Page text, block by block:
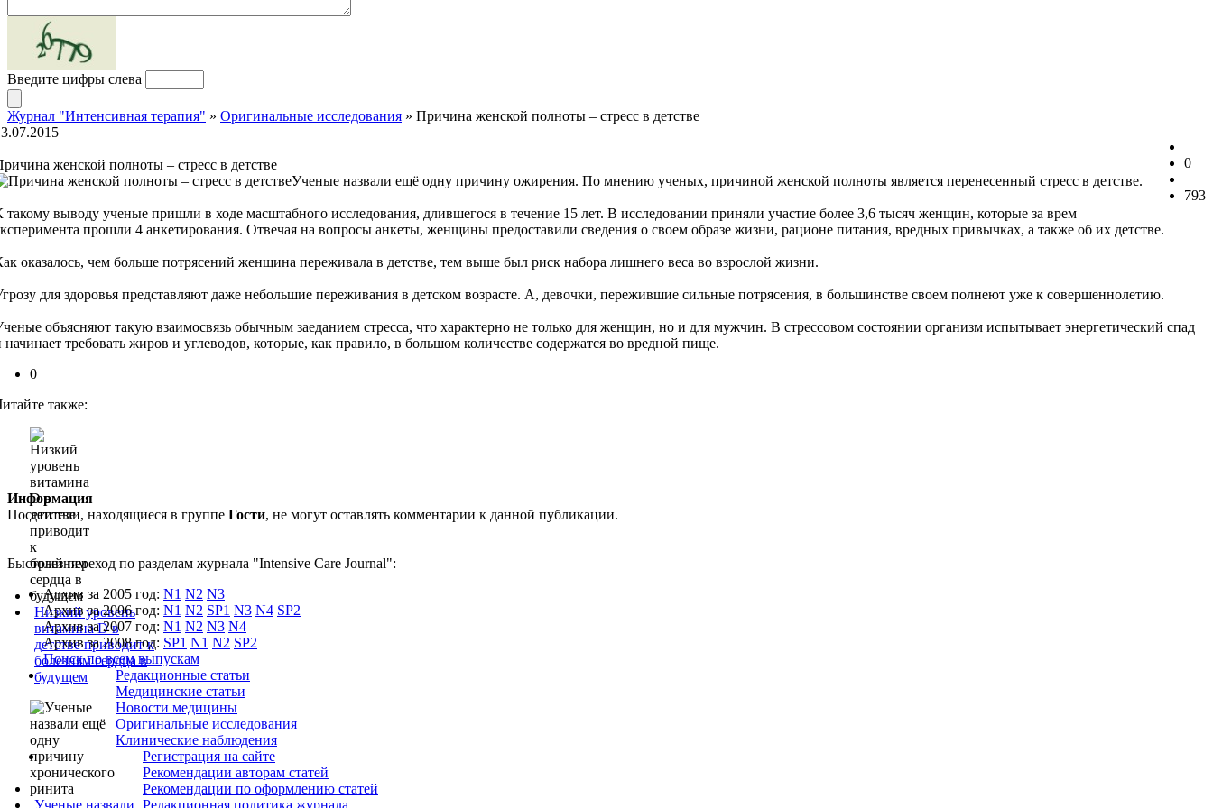
Введите цифры слева
Журнал "Интенсивная терапия" » Оригинальные исследования » Причина женской полноты – стресс в детстве
0
793
женской полноты – стресс в детстве
Ученые назвали ещё одну причину ожирения. По мнению ученых, причиной женской полноты является перенесенный стресс в детстве.
такому выводу ученые пришли в ходе масштабного исследования, длившегося в течение 15 лет. В исследовании приняли участие более 3,6 тысяч женщин, которые за врем
прошли 4 анкетирования. Отвечая на вопросы анкеты, женщины предоставили сведения о своем образе жизни, рационе питания, вредных привычках, а также об их детстве.
оказалось, чем больше потрясений женщина переживала в детстве, тем выше был риск набора лишнего веса во взрослой жизни.
для здоровья представляют даже небольшие переживания в детском возрасте. А, девочки, пережившие сильные потрясения, в большинстве своем полнеют уже к совершеннолетию.
объясняют такую взаимосвязь обычным заеданием стресса, что характерно не только для женщин, но и для мужчин. В стрессовом состоянии организм испытывает энергетический спад
начинает требовать жиров и углеводов, которые, как правило, в большом количестве содержатся во вредной пище.
0
также:
Низкий уровень
витамина D в
детстве приводит к
болезням сердца в
будущем
Ученые назвали
Информация
Посетители, находящиеся в группе Гости, не могут оставлять комментарии к данной публикации.
Быстрый переход по разделам журнала "Intensive Care Journal":
Архив за 2005 год: N1 N2 N3
Архив за 2006 год: N1 N2 SP1 N3 N4 SP2
Архив за 2007 год: N1 N2 N3 N4
Архив за 2008 год: SP1 N1 N2 SP2
Поиск по всем выпускам
Редакционные статьи
Медицинские статьи
Новости медицины
Оригинальные исследования
Клинические наблюдения
Регистрация на сайте
Рекомендации авторам статей
Рекомендации по оформлению статей
Редакционная политика журнала